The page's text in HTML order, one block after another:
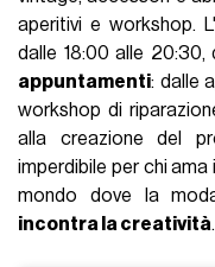
aperitivi e workshop.
dalle 18:00 alle 20:30,
appuntamenti: dalle
workshop di
alla creazione del
imperdibile per chi ama
mondo dove la
incontra la creatività.